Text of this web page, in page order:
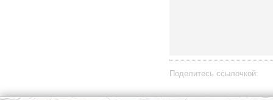
Поделитесь ссылочкой: